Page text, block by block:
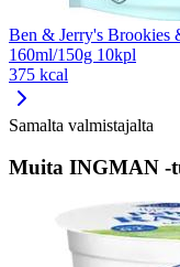
Ben & Jerry's Brookies
160ml/150g 10kpl
375 kcal
Samalta valmistajalta
Muita INGMAN -